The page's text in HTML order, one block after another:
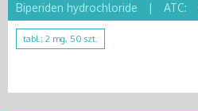
Biperiden hydrochloride
| ATC:
tabl.; 2 mg, 50 szt.